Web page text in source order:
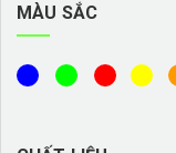
MÀU SẮC